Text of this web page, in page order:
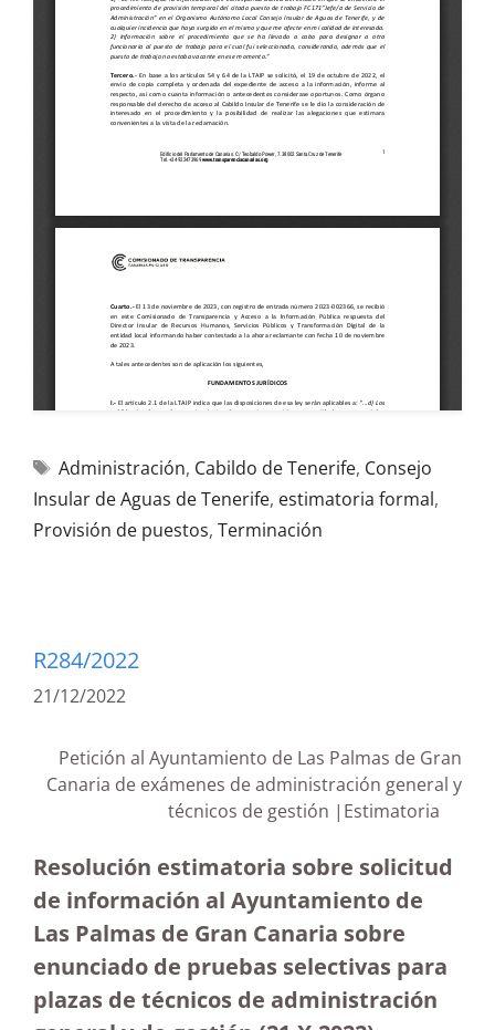
Administración, Cabildo de Tenerife, Consejo
Insular de Aguas de Tenerife, estimatoria formal,
Provisión de puestos, Terminación
R284/2022
21/12/2022
Petición al Ayuntamiento de Las Palmas de Gran
Canaria de exámenes de administración general y
técnicos de gestión |Estimatoria
Resolución estimatoria sobre solicitud
de información al Ayuntamiento de
Las Palmas de Gran Canaria sobre
enunciado de pruebas selectivas para
plazas de técnicos de administración